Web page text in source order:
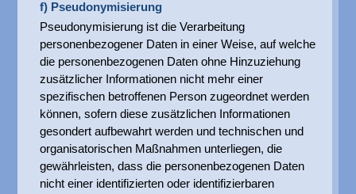
f) Pseudonymisierung
Pseudonymisierung ist die Verarbeitung
personenbezogener Daten in einer Weise, auf welche
die personenbezogenen Daten ohne Hinzuziehung
zusätzlicher Informationen nicht mehr einer
spezifischen betroffenen Person zugeordnet werden
können, sofern diese zusätzlichen Informationen
gesondert aufbewahrt werden und technischen und
organisatorischen Maßnahmen unterliegen, die
gewährleisten, dass die personenbezogenen Daten
nicht einer identifizierten oder identifizierbaren